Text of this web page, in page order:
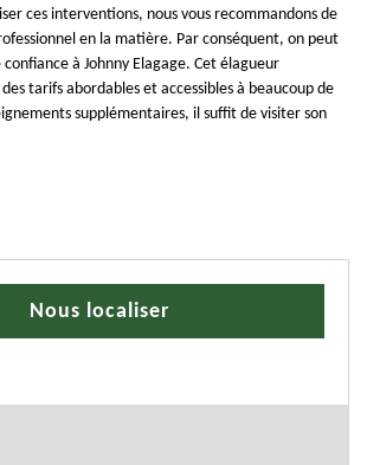
ces interventions, nous vous recommandons de
en la matière. Par conséquent, on peut
à Johnny Elagage. Cet élagueur
tarifs abordables et accessibles à beaucoup de
supplémentaires, il suffit de visiter son
Nous localiser